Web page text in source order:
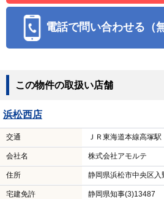
電話で問い合わせる（
この物件の取扱い店舗
浜松西店
交通 ＪＲ東海道本線高塚
会社名 株式会社アモルテ
住所 静岡県浜松市中央区
宅建免許 静岡県知事(3)13487